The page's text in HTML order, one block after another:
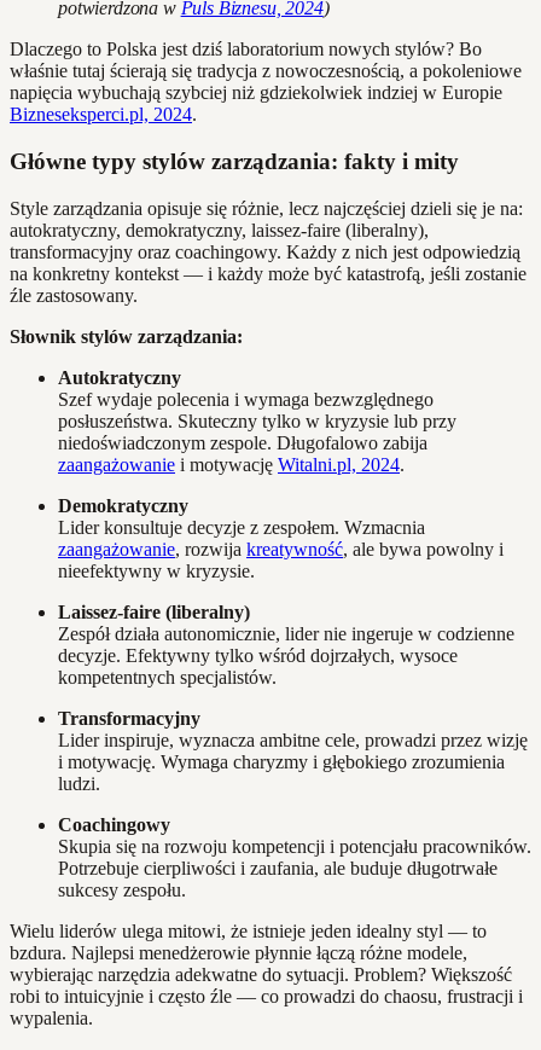
potwierdzona w Puls Biznesu, 2024)
Dlaczego to Polska jest dziś laboratorium nowych stylów? Bo
właśnie tutaj ścierają się tradycja z nowoczesnością, a pokoleniowe
napięcia wybuchają szybciej niż gdziekolwiek indziej w Europie
Bizneseksperci.pl, 2024.
Główne typy stylów zarządzania: fakty i mity
Style zarządzania opisuje się różnie, lecz najczęściej dzieli się je na:
autokratyczny, demokratyczny, laissez-faire (liberalny),
transformacyjny oraz coachingowy. Każdy z nich jest odpowiedzią
na konkretny kontekst — i każdy może być katastrofą, jeśli zostanie
źle zastosowany.
Słownik stylów zarządzania:
Autokratyczny
Szef wydaje polecenia i wymaga bezwzględnego
posłuszeństwa. Skuteczny tylko w kryzysie lub przy
niedoświadczonym zespole. Długofalowo zabija
zaangażowanie i motywację Witalni.pl, 2024.
Demokratyczny
Lider konsultuje decyzje z zespołem. Wzmacnia
zaangażowanie, rozwija kreatywność, ale bywa powolny i
nieefektywny w kryzysie.
Laissez-faire (liberalny)
Zespół działa autonomicznie, lider nie ingeruje w codzienne
decyzje. Efektywny tylko wśród dojrzałych, wysoce
kompetentnych specjalistów.
Transformacyjny
Lider inspiruje, wyznacza ambitne cele, prowadzi przez wizję
i motywację. Wymaga charyzmy i głębokiego zrozumienia
ludzi.
Coachingowy
Skupia się na rozwoju kompetencji i potencjału pracowników.
Potrzebuje cierpliwości i zaufania, ale buduje długotrwałe
sukcesy zespołu.
Wielu liderów ulega mitowi, że istnieje jeden idealny styl — to
bzdura. Najlepsi menedżerowie płynnie łączą różne modele,
wybierając narzędzia adekwatne do sytuacji. Problem? Większość
robi to intuicyjnie i często źle — co prowadzi do chaosu, frustracji i
wypalenia.